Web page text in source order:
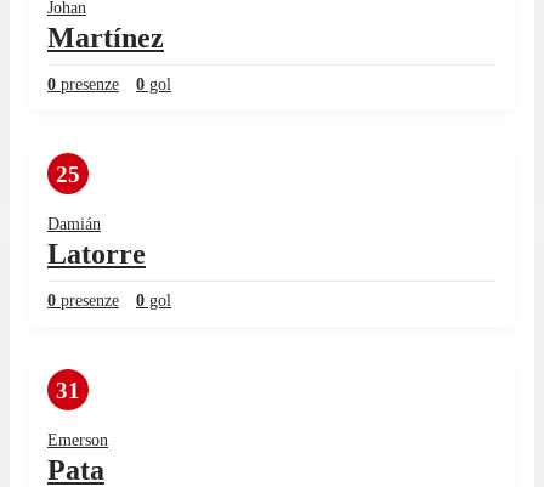
Johan
Martínez
0 presenze 0 gol
25
Damián
Latorre
0 presenze 0 gol
31
Emerson
Pata